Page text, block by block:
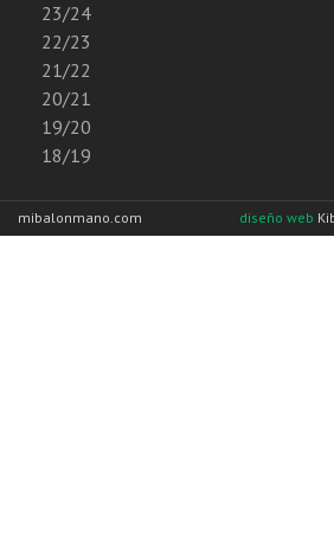
23/24
22/23
21/22
20/21
19/20
18/19
mibalonmano.com diseño web